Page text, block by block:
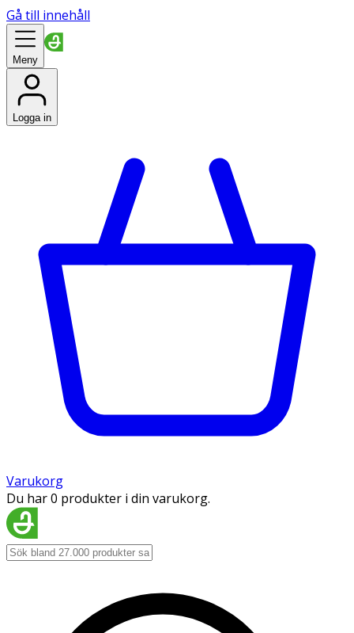
Gå till innehåll
Meny
Logga in
Varukorg
Du har 0 produkter i din varukorg.